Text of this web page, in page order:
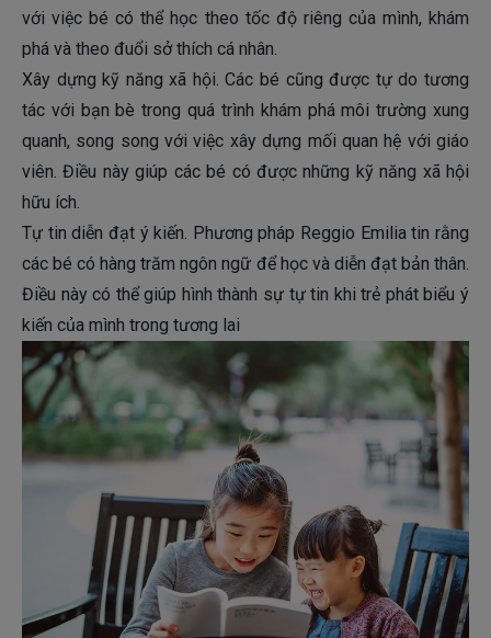
với việc bé có thể học theo tốc độ riêng của mình, khám
phá và theo đuổi sở thích cá nhân.
Xây dựng kỹ năng xã hội. Các bé cũng được tự do tương
tác với bạn bè trong quá trình khám phá môi trường xung
quanh, song song với việc xây dựng mối quan hệ với giáo
viên. Điều này giúp các bé có được những kỹ năng xã hội
hữu ích.
Tự tin diễn đạt ý kiến. Phương pháp Reggio Emilia tin rằng
các bé có hàng trăm ngôn ngữ để học và diễn đạt bản thân.
Điều này có thể giúp hình thành sự tự tin khi trẻ phát biểu ý
kiến của mình trong tương lai